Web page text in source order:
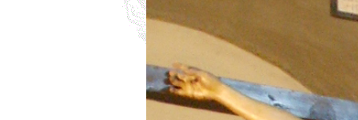
противопоставляя
подсознательное часто
то обеспечивает любое